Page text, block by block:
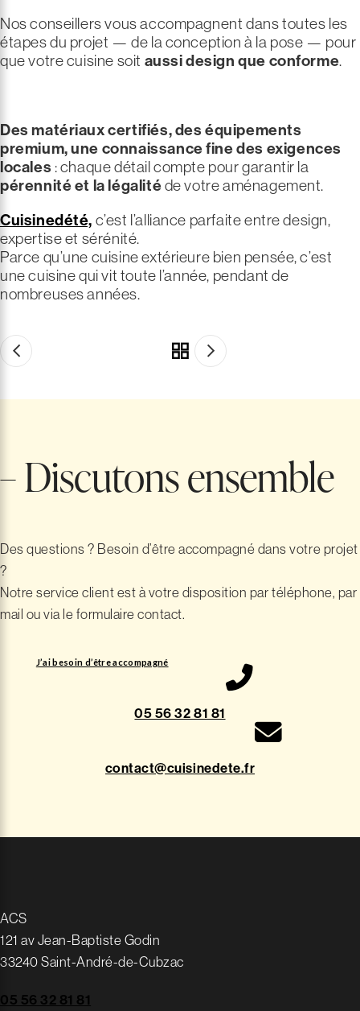
Nos conseillers vous accompagnent dans toutes les
étapes du projet — de la conception à la pose — pour
que votre cuisine soit aussi design que conforme.
Des matériaux certifiés, des équipements
premium, une connaissance fine des exigences
locales : chaque détail compte pour garantir la
pérennité et la légalitéde votre aménagement.
Cuisinedété, c’est l’alliance parfaite entre design,
expertise et sérénité.
Parce qu’une cuisine extérieure bien pensée, c’est
une cuisine qui vit toute l’année, pendant de
nombreuses années.
– Discutons ensemble
Des questions ? Besoin d’être accompagné dans votre projet
?
Notre service client est à votre disposition par téléphone, par
mail ou via le formulaire contact.
J’ai besoin d’être accompagné
05 56 32 81 81
contact@cuisinedete.fr
ACS
121 av Jean-Baptiste Godin
33240 Saint-André-de-Cubzac
05 56 32 81 81